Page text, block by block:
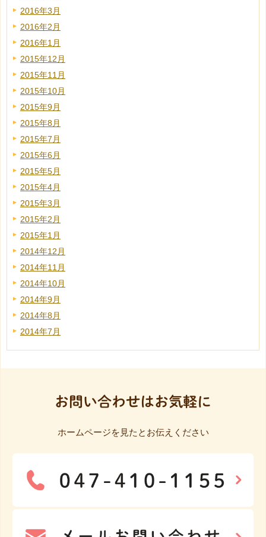
2016年3月
2016年2月
2016年1月
2015年12月
2015年11月
2015年10月
2015年9月
2015年8月
2015年7月
2015年6月
2015年5月
2015年4月
2015年3月
2015年2月
2015年1月
2014年12月
2014年11月
2014年10月
2014年9月
2014年8月
2014年7月
お問い合わせはお気軽に
ホームページを見たとお伝えください